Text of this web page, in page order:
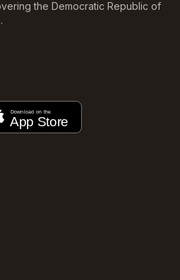
the Democratic Republic of